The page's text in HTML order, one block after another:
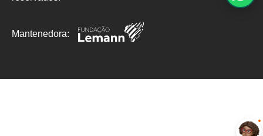
Mantenedora: